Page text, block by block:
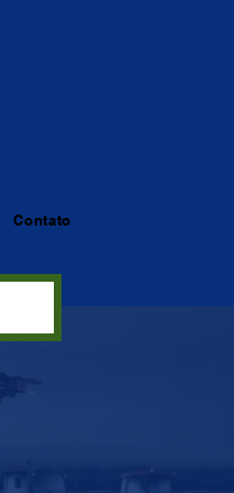
Contato